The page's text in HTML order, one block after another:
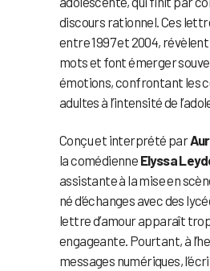
discours rationnel. Ces
entre 1997 et 2004,
mots et font émerger
émotions, confrontant les
adultes à l’intensité de
Conçu et interprété par
la comédienne Elyssa
assistante à la mise en
né d’échanges avec des
lettre d’amour apparaît
engageante. Pourtant, à
messages numériques,